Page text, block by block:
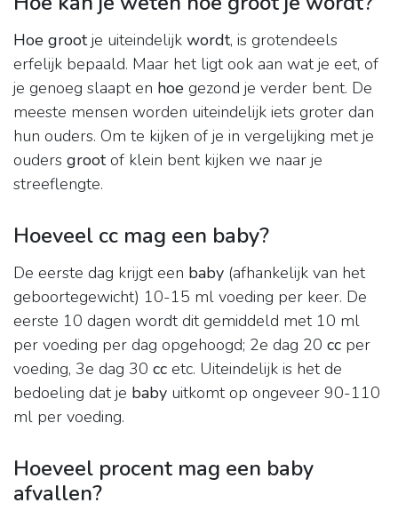
Hoe grootje uiteindelijk wordt, is grotendeels
erfelijk bepaald. Maar het ligt ook aan wat je eet, of
je genoeg slaapt en hoe gezond je verder bent. De
meeste mensen worden uiteindelijk iets groter dan
hun ouders. Om te kijken of je in vergelijking met je
ouders grootof klein bent kijken we naar je
streeflengte.
Hoeveel cc mag een baby?
De eerste dag krijgt een baby (afhankelijk van het
geboortegewicht) 10-15 ml voeding per keer. De
eerste 10 dagen wordt dit gemiddeld met 10 ml
per voeding per dag opgehoogd; 2e dag 20 cc per
voeding, 3e dag 30 cc etc. Uiteindelijk is het de
bedoeling dat je baby uitkomt op ongeveer 90-110
ml per voeding.
Hoeveel procent mag een baby
afvallen?